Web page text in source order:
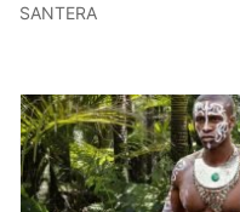
SANTERA